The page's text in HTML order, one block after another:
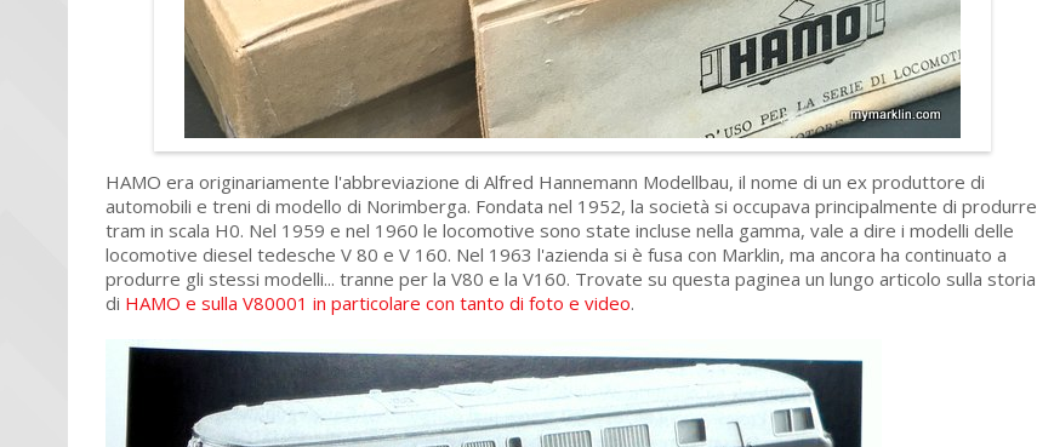
HAMO era originariamente l'abbreviazione di Alfred Hannemann Modellbau, il nome di un ex produttore di
automobili e treni di modello di Norimberga. Fondata nel 1952, la società si occupava principalmente di produrre
tram in scala H0. Nel 1959 e nel 1960 le locomotive sono state incluse nella gamma, vale a dire i modelli delle
locomotive diesel tedesche V 80 e V 160. Nel 1963 l'azienda si è fusa con Marklin, ma ancora ha continuato a
produrre gli stessi modelli... tranne per la V80 e la V160. Trovate su questa paginea un lungo articolo sulla storia
di HAMO e sulla V80001 in particolare con tanto di foto e video.